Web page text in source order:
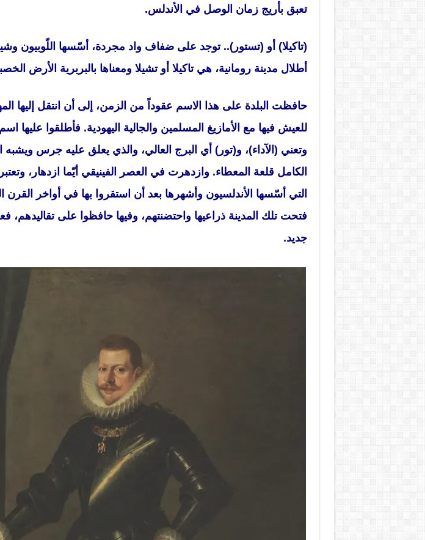
تعبق بأريج زمان الوصل في الأندلس.
(تاكيلا) أو (تستور).. توجد على ضفاف واد مجردة، أسّسها اللّوبيون
أطلال مدينة رومانية، هي تاكيلا أو تشيلا ومعناها بالبربرية الأرض
حافظت البلدة على هذا الاسم عقوداً من الزمن، إلى أن انتقل إليها
للعيش فيها مع الأمازيغ المسلمين والجالية اليهودية. فأطلقوا عليها اسم
وتعني (الآداء)، و(تور) أي البرج العالي، والذي يعلق عليه جرس ويشبه
الكامل قلعة المعطاء. وازدهرت في العصر الفينيقي أيّما ازدهار،
التي أسّسها الأندلسيون وأشهرها بعد أن استقروا بها في أواخر
فتحت تلك المدينة ذراعيها واحتضنتهم، وفيها حافظوا على تقاليدهم،
جديد.